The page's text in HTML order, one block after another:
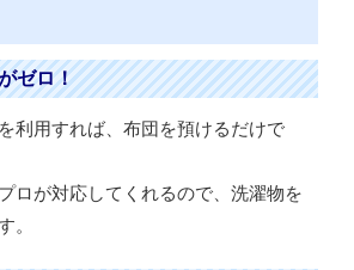
ゼロ！
利用すれば、布団を預けるだけで
ロが対応してくれるので、洗濯物を
。